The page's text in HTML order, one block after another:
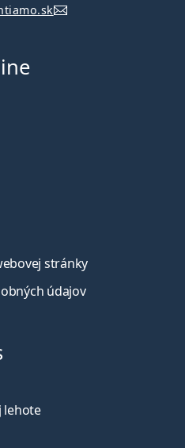
stránky
údajov
lehote